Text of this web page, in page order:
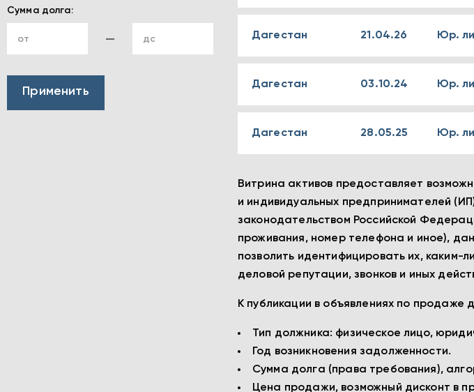
Сумма долга:
от до Дагестан 21.04.26 Юр.
Дагестан 03.10.24 Юр.
Дагестан 28.05.25 Юр.
Витрина активов предоставляет
и индивидуальных предпринимателей
законодательством Российской
проживания, номер телефона и иное),
позволить идентифицировать их, каким-
деловой репутации, звонков и иных
К публикации в объявлениях по
Тип должника: физическое лицо,
Год возникновения задолженности.
Сумма долга (права требования),
Цена продажи, возможный дисконт в